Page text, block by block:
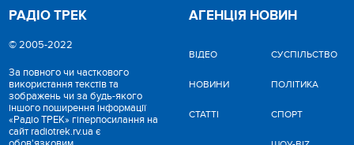
РАДІО ТРЕК
© 2005-2022
За повного чи часткового
використання текстів та
зображень чи за будь-якого
іншого поширення інформації
«Радіо ТРЕК» гіперпосилання на
сайт radiotrek.rv.ua є
АГЕНЦІЯ НОВИН
ВІДЕО
НОВИНИ
СТАТТІ
CУСПІЛЬСТВО
ПОЛІТИКА
СПОРТ